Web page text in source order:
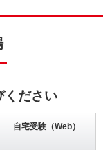
ください
自宅受験（Web）